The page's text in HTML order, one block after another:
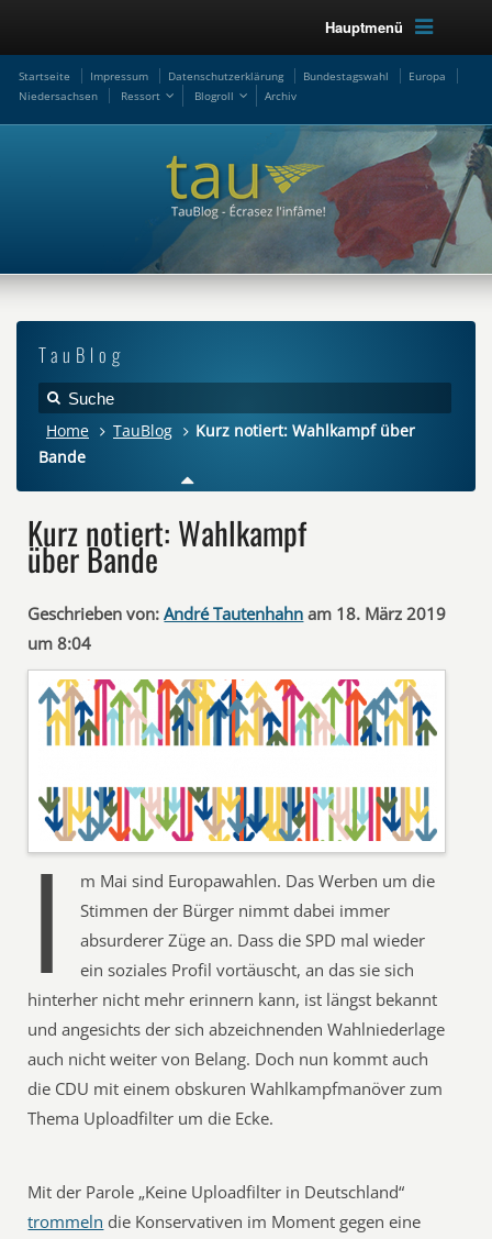
Hauptmenü
Startseite Impressum Datenschutzerklärung Bundestagswahl
Europa
Niedersachsen
Ressort Blogroll Archiv
TauBlog
Home TauBlog
Kurz notiert: Wahlkampf über
Bande
Kurz notiert: Wahlkampf
über Bande
Geschrieben von: André Tautenhahn am 18. März 2019
um 8:04
I
m Mai sind Europawahlen. Das Werben um die
Stimmen der Bürger nimmt dabei immer
absurderer Züge an. Dass die SPD mal wieder
ein soziales Profil vortäuscht, an das sie sich
hinterher nicht mehr erinnern kann, ist längst bekannt
und angesichts der sich abzeichnenden Wahlniederlage
auch nicht weiter von Belang. Doch nun kommt auch
die CDU mit einem obskuren Wahlkampfmanöver zum
Thema Uploadfilter um die Ecke.
Mit der Parole „Keine Uploadfilter in Deutschland“
trommeln die Konservativen im Moment gegen eine